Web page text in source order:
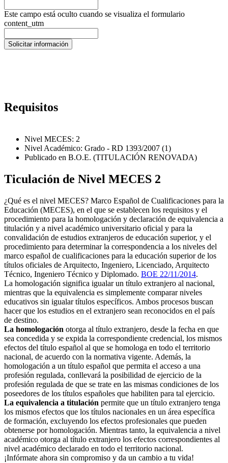
Este campo está oculto cuando se visualiza el formulario
content_utm
Requisitos
Nivel MECES: 2
Nivel Académico: Grado - RD 1393/2007 (1)
Publicado en B.O.E. (TITULACIÓN RENOVADA)
Ticulación de Nivel MECES 2
¿Qué es el nivel MECES? Marco Español de Cualificaciones para la
Educación (MECES), en el que se establecen los requisitos y el
procedimiento para la homologación y declaración de equivalencia a
titulación y a nivel académico universitario oficial y para la
convalidación de estudios extranjeros de educación superior, y el
procedimiento para determinar la correspondencia a los niveles del
marco español de cualificaciones para la educación superior de los
títulos oficiales de Arquitecto, Ingeniero, Licenciado, Arquitecto
Técnico, Ingeniero Técnico y Diplomado. BOE 22/11/2014.
La homologación significa igualar un título extranjero al nacional,
mientras que la equivalencia es simplemente comparar niveles
educativos sin igualar títulos específicos. Ambos procesos buscan
hacer que los estudios en el extranjero sean reconocidos en el país
de destino.
La homologación otorga al título extranjero, desde la fecha en que
sea concedida y se expida la correspondiente credencial, los mismos
efectos del título español al que se homologa en todo el territorio
nacional, de acuerdo con la normativa vigente. Además, la
homologación a un título español que permita el acceso a una
profesión regulada, conllevará la posibilidad de ejercicio de la
profesión regulada de que se trate en las mismas condiciones de los
poseedores de los títulos españoles que habiliten para tal ejercicio.
La equivalencia a titulación permite que un título extranjero tenga
los mismos efectos que los títulos nacionales en un área específica
de formación, excluyendo los efectos profesionales que pueden
obtenerse por homologación. Mientras tanto, la equivalencia a nivel
académico otorga al título extranjero los efectos correspondientes al
nivel académico declarado en todo el territorio nacional.
¡Infórmate ahora sin compromiso y da un cambio a tu vida!